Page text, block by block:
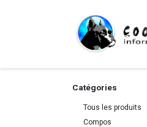
Catégories
Tous les produits
Compos